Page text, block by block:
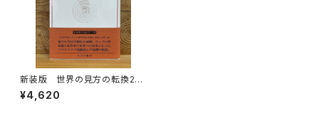
新装版 世界の見方の転換2
地動説の提唱と宇宙論の相克
¥4,620